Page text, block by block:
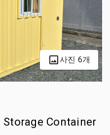
사진 6개
Container